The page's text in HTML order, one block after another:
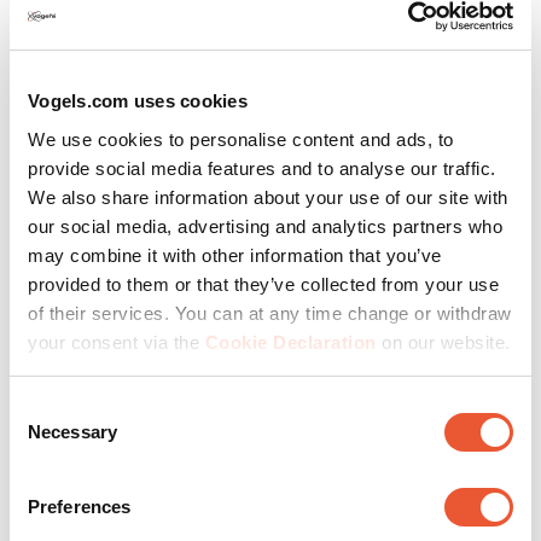
Vogels.com uses cookies
We use cookies to personalise content and ads, to
provide social media features and to analyse our traffic.
We also share information about your use of our site with
our social media, advertising and analytics partners who
may combine it with other information that you’ve
provided to them or that they’ve collected from your use
of their services. You can at any time change or withdraw
your consent via the Cookie Declaration on our website.
Selection
Necessary
Preferences
fast vægbeslag
Foretrækker du at se dit Neo QLED som et maleri på
væggen? Fordi du ved, at du altid sidder lige foran dit TV,
når du vil nyde den nyeste Netflix-serie? Så passer et
fast TV-vægbeslag bedst ind i dit interiør. Vores
designere er i gang med at designe et vægbeslag, der er
så tyndt som muligt, som bedst fremhæver det slanke
design af dit Samsung-TV.
Det flade vægbeslag fra ELITE-serien sikrer, at dit Neo
QLED-TV kun er 1,5 cm væk fra væggen. Du skal ikke
bekymre dig om, hvorvidt dit store TV hænger sikkert, for
vægbeslaget kan klare TV'er op til 75 kg.